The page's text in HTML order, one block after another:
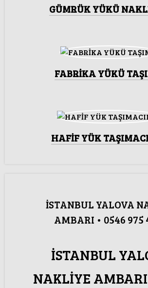
GÜMRÜK YÜKÜ
FABRİKA YÜKÜ
HAFİF YÜK
İSTANBUL YALOVA
AMBARI • 0546 975
İSTANBUL
NAKLİYE